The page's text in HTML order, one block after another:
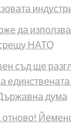
да
НАТО
съд ще
дума
отново!